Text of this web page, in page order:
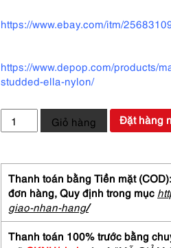
https://www.ebay.com/itm/
https://www.depop.com/products/
studded-ella-nylon/
5284-
Túi
đeo
vai-
TORY
BURCH
large
Giỏ hàng Đặt hàng
Thanh toán bằng Tiền mặt
đơn hàng, Quy định trong mục
giao-nhan-hang/
Thanh toán 100% trước bằng